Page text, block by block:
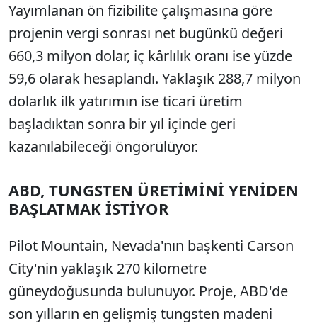
Yayımlanan ön fizibilite çalışmasına göre
projenin vergi sonrası net bugünkü değeri
660,3 milyon dolar, iç kârlılık oranı ise yüzde
59,6 olarak hesaplandı. Yaklaşık 288,7 milyon
dolarlık ilk yatırımın ise ticari üretim
başladıktan sonra bir yıl içinde geri
kazanılabileceği öngörülüyor.
ABD, TUNGSTEN ÜRETİMİNİ YENİDEN
BAŞLATMAK İSTİYOR
Pilot Mountain, Nevada'nın başkenti Carson
City'nin yaklaşık 270 kilometre
güneydoğusunda bulunuyor. Proje, ABD'de
son yılların en gelişmiş tungsten madeni